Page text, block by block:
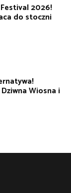
2026!
do stoczni
Wiosna i